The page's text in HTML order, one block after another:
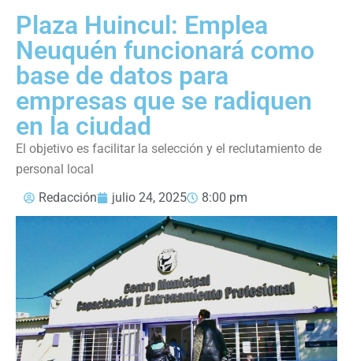
Plaza Huincul: Emplea
Neuquén funcionará como
base de datos para
empresas que se radiquen
en la ciudad
El objetivo es facilitar la selección y el reclutamiento de
personal local
Redacción
julio 24, 2025 8:00 pm